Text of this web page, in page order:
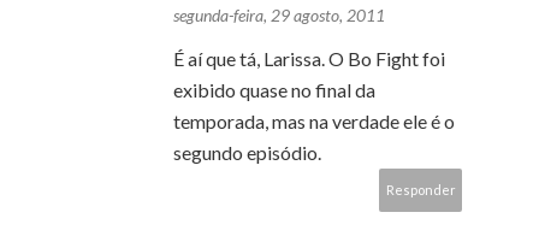
segunda-feira, 29 agosto, 2011
É aí que tá, Larissa. O Bo Fight foi
exibido quase no final da
temporada, mas na verdade ele é o
segundo episódio.
Responder